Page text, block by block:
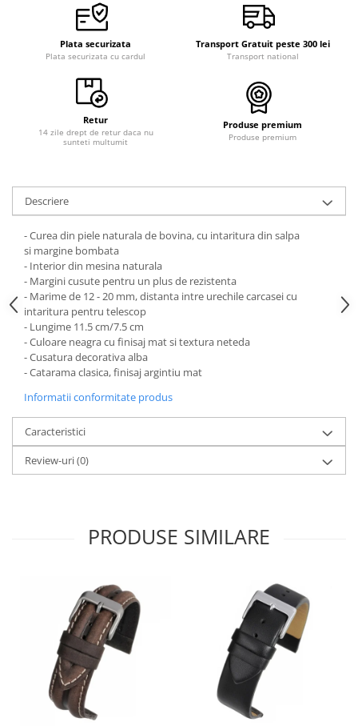
Curele metalice
Curele militare
Curele piele
Curele Samsung Watch
Curele textile
Handmade / Bijutieri
Ciocane Miniatura
Clesti Miniatura
Curatare Bijuterii
Dispozitive Bratari
Dispozitive Inele
Dispozitive Margelit
Fierastraie / Panze
Mandrine si Burghie
Nicovale si Suporti
Pensete
Turnare, Lipire, Finisare
PROMOTII Scule Bijutier
PROMOTII Scule Ceasornicar
Scule si Accesorii Ceasuri
Catarame curea
Chei Pendula
Clesti Miniatura
Plata securizata
Plata securizata cu cardul
Transport Gratuit peste 300 lei
Transport national
Retur
14 zile drept de retur daca nu
sunteti multumit
Produse premium
Produse premium
Descriere
- Curea din piele naturala de bovina, cu intaritura din salpa
si margine bombata
- Interior din mesina naturala
- Margini cusute pentru un plus de rezistenta
- Marime de 12 - 20 mm, distanta intre urechile carcasei cu
intaritura pentru telescop
- Lungime 11.5 cm/7.5 cm
- Culoare neagra cu finisaj mat si textura neteda
- Cusatura decorativa alba
- Catarama clasica, finisaj argintiu mat
Informatii conformitate produs
Caracteristici
Review-uri(0)
PRODUSE SIMILARE